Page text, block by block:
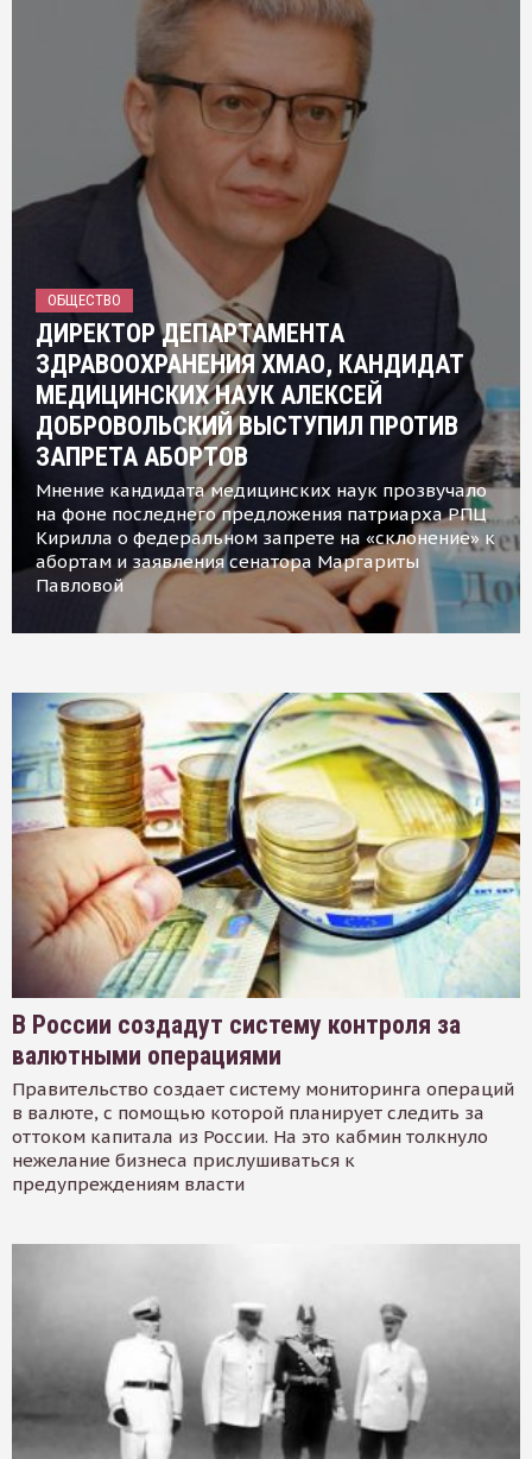
ОБЩЕСТВО
ДИРЕКТОР ДЕПАРТАМЕНТА
ЗДРАВООХРАНЕНИЯ ХМАО, КАНДИДАТ
МЕДИЦИНСКИХ НАУК АЛЕКСЕЙ
ДОБРОВОЛЬСКИЙ ВЫСТУПИЛ ПРОТИВ
ЗАПРЕТА АБОРТОВ
Мнение кандидата медицинских наук прозвучало
на фоне последнего предложения патриарха РПЦ
Кирилла о федеральном запрете на «склонение» к
абортам и заявления сенатора Маргариты
Павловой
В России создадут систему контроля за
валютными операциями
Правительство создает систему мониторинга операций
в валюте, с помощью которой планирует следить за
оттоком капитала из России. На это кабмин толкнуло
нежелание бизнеса прислушиваться к
предупреждениям власти